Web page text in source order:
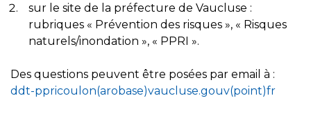
sur le site de la préfecture de Vaucluse :
rubriques « Prévention des risques », « Risques
naturels/inondation », « PPRI ».
Des questions peuvent être posées par email à :
ddt-ppricoulon(arobase)vaucluse.gouv(point)fr